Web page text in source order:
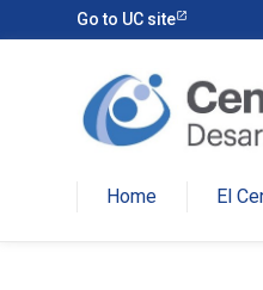
to
Go to UC site
Home El